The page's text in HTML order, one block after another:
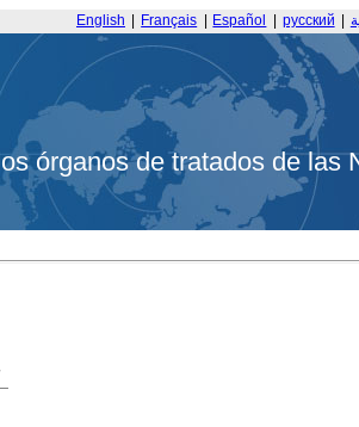
English Français Español русский
órganos de tratados de las